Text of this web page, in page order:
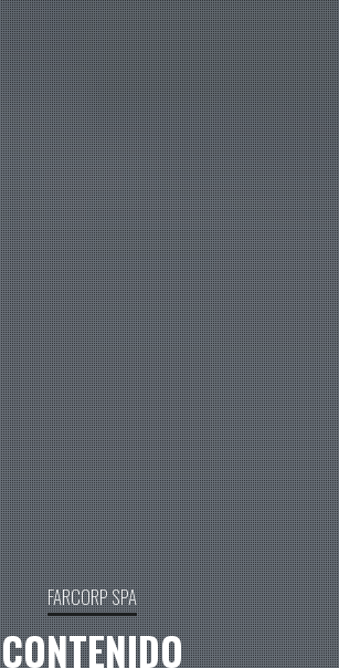
FARCORP SPA
CONTENIDO